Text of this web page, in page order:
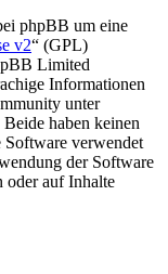
phpBB um eine
v2“ (GPL)
Limited
Informationen
unter
haben keinen
verwendet
der Software
oder auf Inhalte